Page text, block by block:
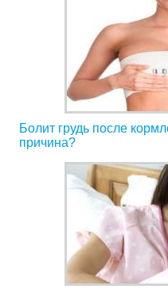
Болит грудь после
причина?